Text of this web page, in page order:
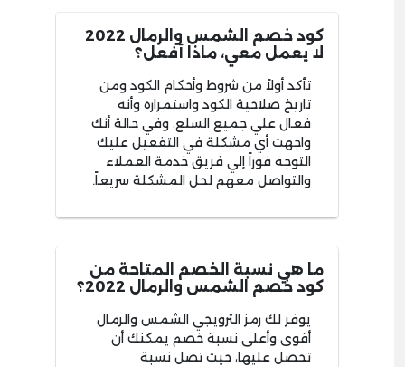
كود خصم الشمس والرمال 2022
لا يعمل معي، ماذا أفعل؟
تأكد أولاً من شروط وأحكام الكود ومن
تاريخ صلاحية الكود واستمراره وأنه
فعال علي جميع السلع، وفي حالة أنك
واجهت أي مشكلة في التفعيل عليك
التوجه فوراً إلي فريق خدمة العملاء
والتواصل معهم لحل المشكلة سريعاً.
ما هي نسبة الخصم المتاحة من
كود خصم الشمس والرمال 2022؟
يوفر لك رمز الترويجي الشمس والرمال
أقوى وأعلى نسبة خصم يمكنك أن
تحصل عليها، حيث تصل نسبة